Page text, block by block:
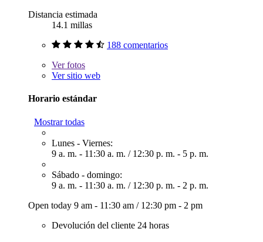
Distancia estimada
14.1 millas
188 comentarios
Verfotos
Ver sitio web
Horario estándar
Mostrar todas
Lunes - Viernes:
9 a. m. - 11:30 a. m. / 12:30 p. m. - 5 p. m.
Sábado - domingo:
9 a. m. - 11:30 a. m. / 12:30 p. m. - 2 p. m.
Open today 9 am - 11:30 am / 12:30 pm - 2 pm
Devolución del cliente 24 horas